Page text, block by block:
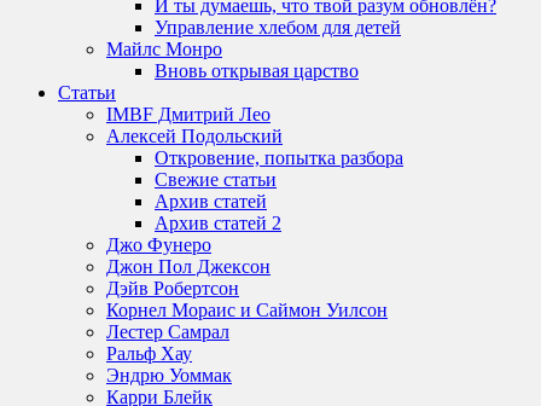
И ты думаешь, что твой разум обновлён?
Управление хлебом для детей
Майлс Монро
Вновь открывая царство
Статьи
IMBF Дмитрий Лео
Алексей Подольский
Откровение, попытка разбора
Свежие статьи
Архив статей
Архив статей 2
Джо Фунеро
Джон Пол Джексон
Дэйв Робертсон
Корнел Мораис и Саймон Уилсон
Лестер Самрал
Ральф Хау
Эндрю Уоммак
Карри Блейк